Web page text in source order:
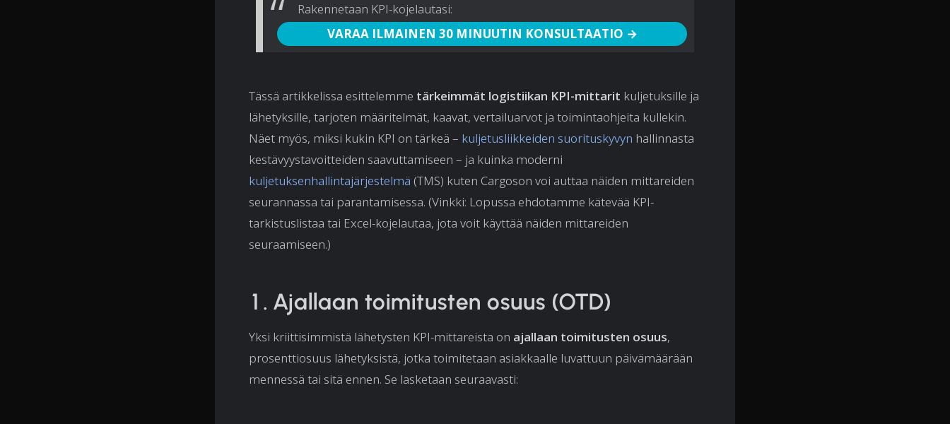
Rakennetaan KPI-kojelautasi:
VARAA ILMAINEN 30 MINUUTIN KONSULTAATIO →
Tässä artikkelissa esittelemme tärkeimmät logistiikan KPI-mittarit kuljetuksille ja
lähetyksille, tarjoten määritelmät, kaavat, vertailuarvot ja toimintaohjeita kullekin.
Näet myös, miksi kukin KPI on tärkeä – kuljetusliikkeiden suorituskyvyn hallinnasta
kestävyystavoitteiden saavuttamiseen – ja kuinka moderni
kuljetuksenhallintajärjestelmä (TMS) kuten Cargoson voi auttaa näiden mittareiden
seurannassa tai parantamisessa. (Vinkki: Lopussa ehdotamme kätevää KPI-
tarkistuslistaa tai Excel-kojelautaa, jota voit käyttää näiden mittareiden
seuraamiseen.)
1. Ajallaan toimitusten osuus (OTD)
Yksi kriittisimmistä lähetysten KPI-mittareista on ajallaan toimitusten osuus,
prosenttiosuus lähetyksistä, jotka toimitetaan asiakkaalle luvattuun päivämäärään
mennessä tai sitä ennen. Se lasketaan seuraavasti: